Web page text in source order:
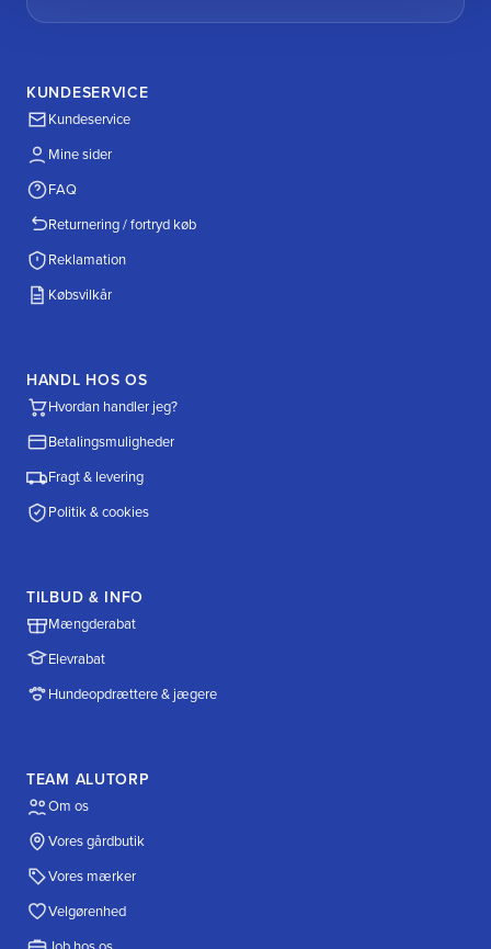
KUNDESERVICE
Kundeservice
Mine sider
FAQ
Returnering / fortryd køb
Reklamation
Købsvilkår
HANDL HOS OS
Hvordan handler jeg?
Betalingsmuligheder
Fragt & levering
Politik & cookies
TILBUD & INFO
Mængderabat
Elevrabat
Hundeopdrættere & jægere
TEAM ALUTORP
Om os
Vores gårdbutik
Vores mærker
Velgørenhed